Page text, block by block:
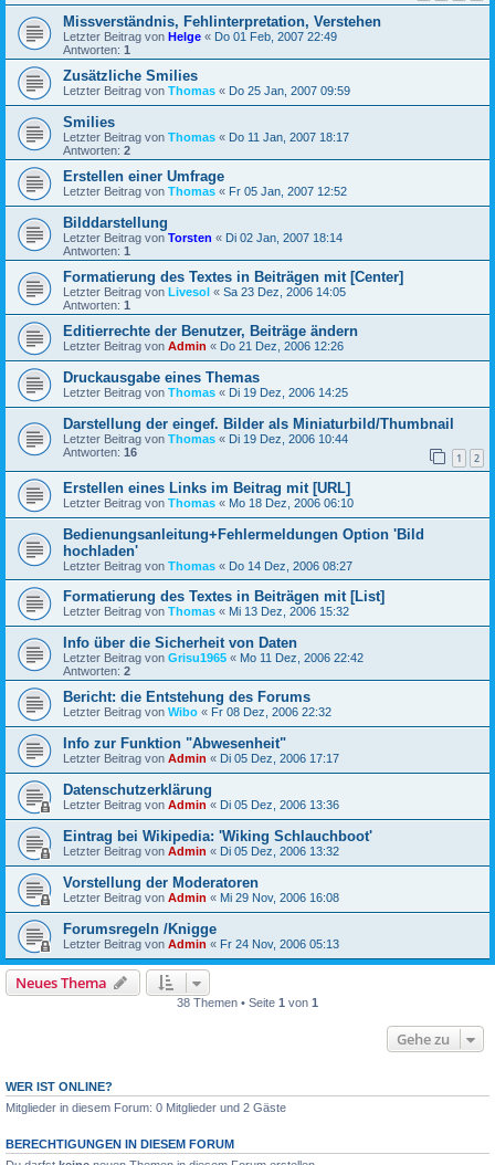
Missverständnis, Fehlinterpretation, Verstehen
Letzter Beitrag von Helge « Do 01 Feb, 2007 22:49
Antworten: 1
Zusätzliche Smilies
Letzter Beitrag von Thomas « Do 25 Jan, 2007 09:59
Smilies
Letzter Beitrag von Thomas « Do 11 Jan, 2007 18:17
Antworten: 2
Erstellen einer Umfrage
Letzter Beitrag von Thomas « Fr 05 Jan, 2007 12:52
Bilddarstellung
Letzter Beitrag von Torsten « Di 02 Jan, 2007 18:14
Antworten: 1
Formatierung des Textes in Beiträgen mit [Center]
Letzter Beitrag von Livesol « Sa 23 Dez, 2006 14:05
Antworten: 1
Editierrechte der Benutzer, Beiträge ändern
Letzter Beitrag von Admin « Do 21 Dez, 2006 12:26
Druckausgabe eines Themas
Letzter Beitrag von Thomas « Di 19 Dez, 2006 14:25
Darstellung der eingef. Bilder als Miniaturbild/Thumbnail
Letzter Beitrag von Thomas « Di 19 Dez, 2006 10:44
Antworten: 16 1 2
Erstellen eines Links im Beitrag mit [URL]
Letzter Beitrag von Thomas « Mo 18 Dez, 2006 06:10
Bedienungsanleitung+Fehlermeldungen Option 'Bild
hochladen'
Letzter Beitrag von Thomas « Do 14 Dez, 2006 08:27
Formatierung des Textes in Beiträgen mit [List]
Letzter Beitrag von Thomas « Mi 13 Dez, 2006 15:32
Info über die Sicherheit von Daten
Letzter Beitrag von Grisu1965 « Mo 11 Dez, 2006 22:42
Antworten: 2
Bericht: die Entstehung des Forums
Letzter Beitrag von Wibo « Fr 08 Dez, 2006 22:32
Info zur Funktion "Abwesenheit"
Letzter Beitrag von Admin « Di 05 Dez, 2006 17:17
Datenschutzerklärung
Letzter Beitrag von Admin « Di 05 Dez, 2006 13:36
Eintrag bei Wikipedia: 'Wiking Schlauchboot'
Letzter Beitrag von Admin « Di 05 Dez, 2006 13:32
Vorstellung der Moderatoren
Letzter Beitrag von Admin « Mi 29 Nov, 2006 16:08
Forumsregeln /Knigge
Letzter Beitrag von Admin « Fr 24 Nov, 2006 05:13
Neues Thema
38 Themen • Seite 1 von 1
Gehe zu
WER IST ONLINE?
Mitglieder in diesem Forum: 0 Mitglieder und 2 Gäste
BERECHTIGUNGEN IN DIESEM FORUM